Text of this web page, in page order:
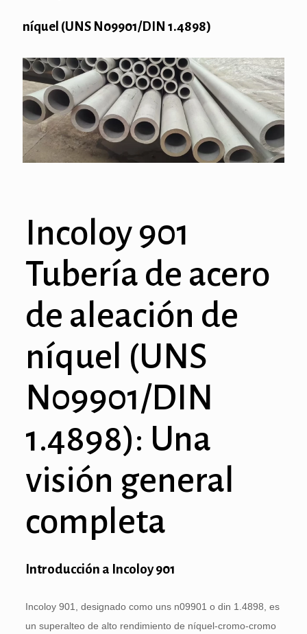
níquel (UNS N09901/DIN 1.4898)
Incoloy 901
Tubería de acero
de aleación de
níquel (UNS
N09901/DIN
1.4898): Una
visión general
completa
Introducción a Incoloy 901
Incoloy 901, designado como uns n09901 o din 1.4898, es
un superalteo de alto rendimiento de níquel-cromo-cromo